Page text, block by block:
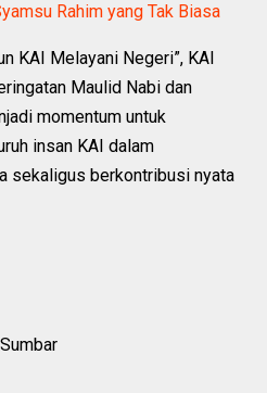
Rahim yang Tak Biasa
KAI Melayani Negeri”, KAI
Maulid Nabi dan
momentum untuk
insan KAI dalam
sekaligus berkontribusi nyata